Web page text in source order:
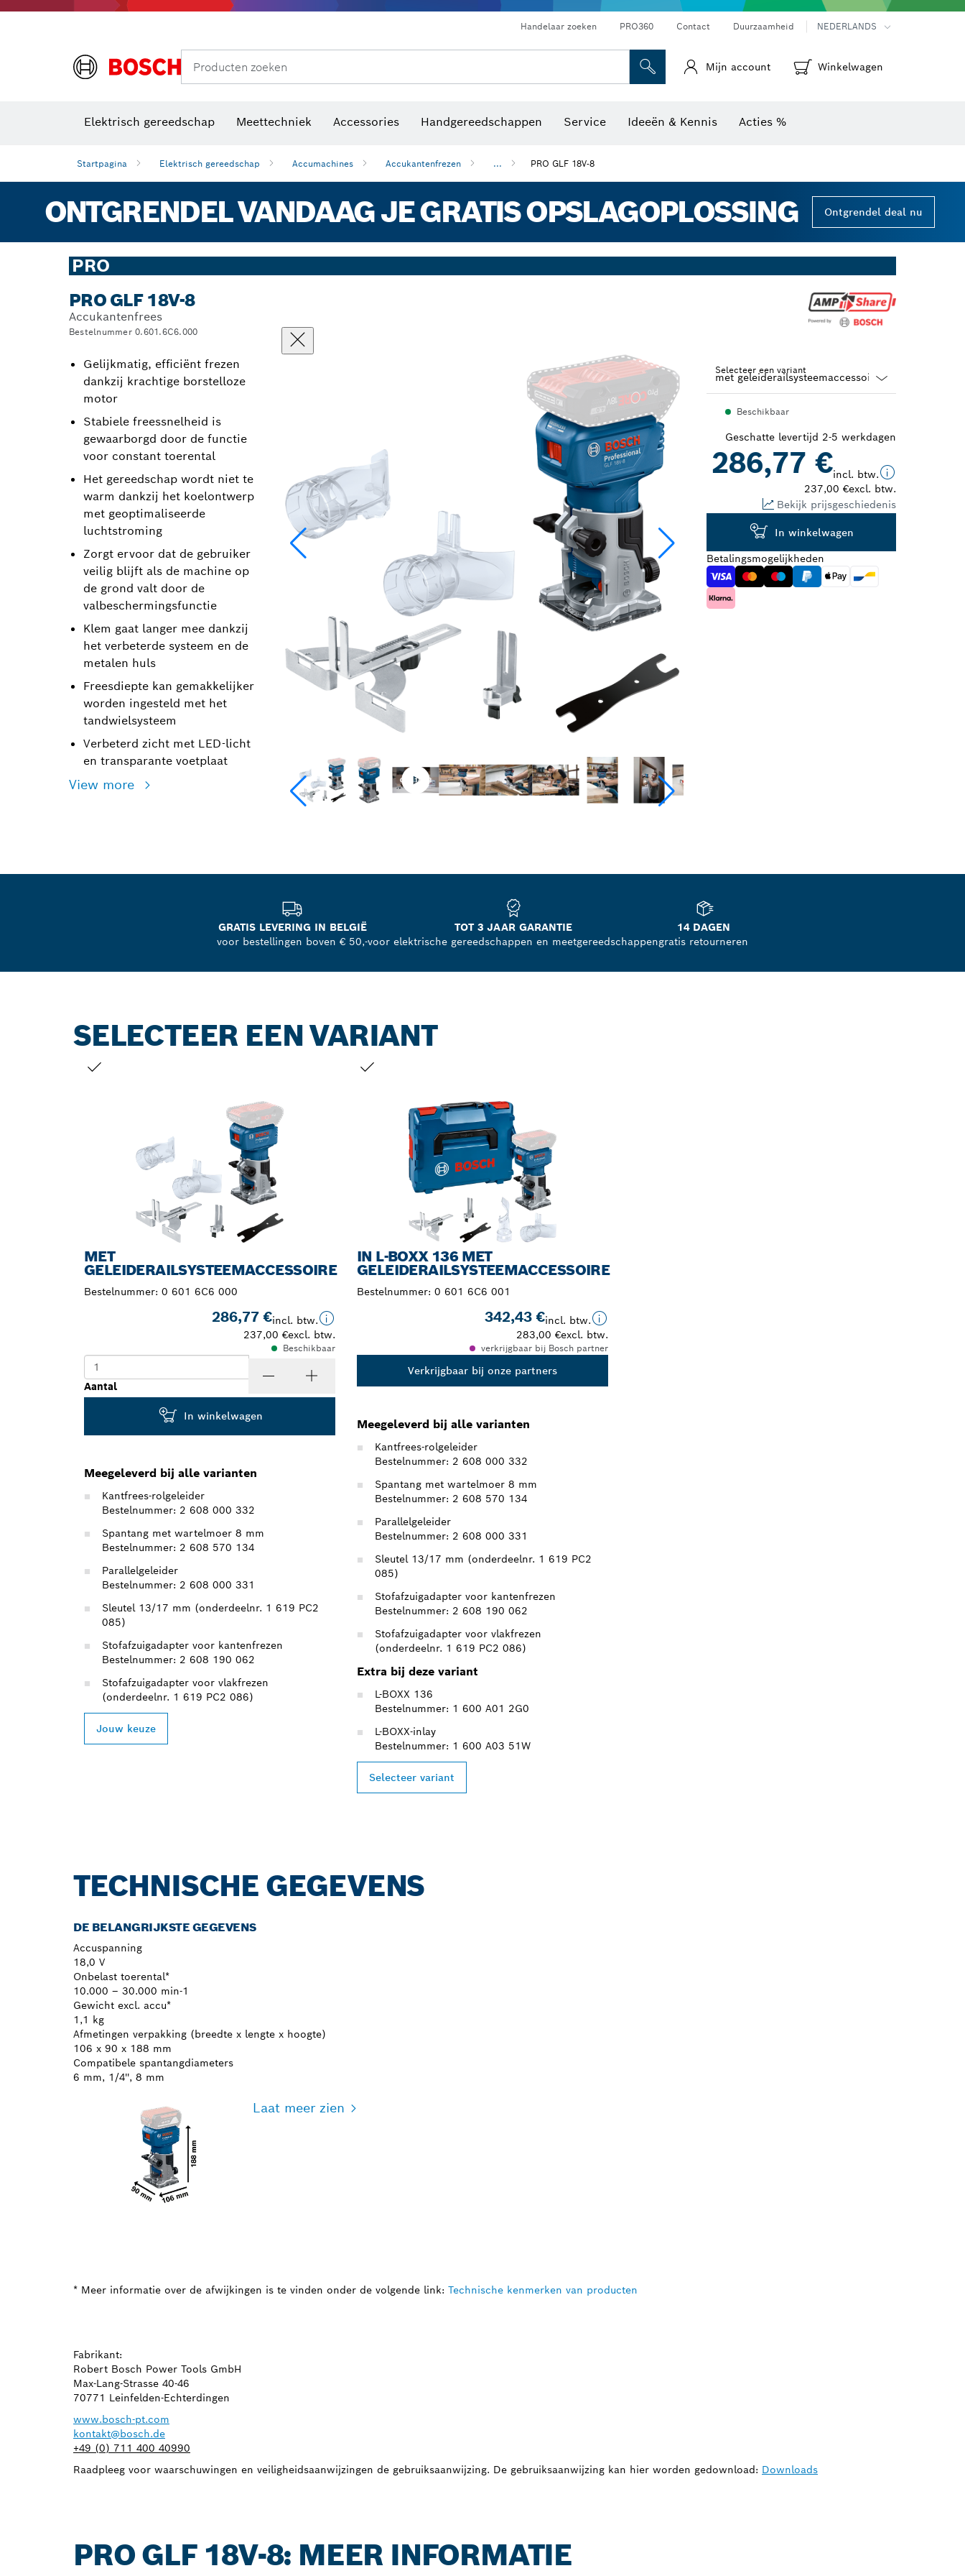
Handelaar zoeken PRO360 Contact Duurzaamheid NEDERLANDS
Producten zoeken Mijn account Winkelwagen
Elektrisch gereedschap Meettechniek Accessories Handgereedschappen Service Ideeën & Kennis Acties %
Startpagina Elektrisch gereedschap Accumachines Accukantenfrezen ... PRO GLF 18V-8
ONTGRENDEL VANDAAG JE GRATIS OPSLAGOPLOSSING Ontgrendel deal nu
PRO
PRO GLF 18V-8
Accukantenfrees
Bestelnummer 0.601.6C6.000
Gelijkmatig, efficiënt frezen
dankzij krachtige borstelloze
motor
Stabiele freessnelheid is
gewaarborgd door de functie
voor constant toerental
Het gereedschap wordt niet te
warm dankzij het koelontwerp
met geoptimaliseerde
luchtstroming
Zorgt ervoor dat de gebruiker
veilig blijft als de machine op
de grond valt door de
valbeschermingsfunctie
Klem gaat langer mee dankzij
het verbeterde systeem en de
metalen huls
Freesdiepte kan gemakkelijker
worden ingesteld met het
tandwielsysteem
Verbeterd zicht met LED-licht
en transparante voetplaat
View more
Selecteer een variant
closedBeschikbaar
Geschatte levertijd 2-5 werkdagen
286,77 €incl. btw.
237,00 €excl. btw.
Bekijk prijsgeschiedenis
In winkelwagen
Betalingsmogelijkheden
GRATIS LEVERING IN BELGIË
voor bestellingen boven € 50,-
TOT 3 JAAR GARANTIE
voor elektrische gereedschappen en meetgereedschappen
14 DAGEN
gratis retourneren
SELECTEER EEN VARIANT
MET
GELEIDERAILSYSTEEMACCESSOIRE
Bestelnummer: 0 601 6C6 000
286,77 €incl. btw.
237,00 €excl. btw.
Beschikbaar
Aantal
In winkelwagen
Meegeleverd bij alle varianten
Kantfrees-rolgeleider
Bestelnummer: 2 608 000 332
Spantang met wartelmoer 8 mm
Bestelnummer: 2 608 570 134
Parallelgeleider
Bestelnummer: 2 608 000 331
Sleutel 13/17 mm (onderdeelnr. 1 619 PC2
085)
Stofafzuigadapter voor kantenfrezen
Bestelnummer: 2 608 190 062
Stofafzuigadapter voor vlakfrezen
(onderdeelnr. 1 619 PC2 086)
Jouw keuze
IN L-BOXX 136 MET
GELEIDERAILSYSTEEMACCESSOIRE
Bestelnummer: 0 601 6C6 001
342,43 €incl. btw.
283,00 €excl. btw.
verkrijgbaar bij Bosch partner
Verkrijgbaar bij onze partners
Meegeleverd bij alle varianten
Kantfrees-rolgeleider
Bestelnummer: 2 608 000 332
Spantang met wartelmoer 8 mm
Bestelnummer: 2 608 570 134
Parallelgeleider
Bestelnummer: 2 608 000 331
Sleutel 13/17 mm (onderdeelnr. 1 619 PC2
085)
Stofafzuigadapter voor kantenfrezen
Bestelnummer: 2 608 190 062
Stofafzuigadapter voor vlakfrezen
(onderdeelnr. 1 619 PC2 086)
Extra bij deze variant
L-BOXX 136
Bestelnummer: 1 600 A01 2G0
L-BOXX-inlay
Bestelnummer: 1 600 A03 51W
Selecteer variant
TECHNISCHE GEGEVENS
DE BELANGRIJKSTE GEGEVENS
Accuspanning
18,0 V
Onbelast toerental*
10.000 – 30.000 min-1
Gewicht excl. accu*
1,1 kg
Afmetingen verpakking (breedte x lengte x hoogte)
106 x 90 x 188 mm
Compatibele spantangdiameters
6 mm, 1/4'', 8 mm
Laat meer zien
* Meer informatie over de afwijkingen is te vinden onder de volgende link: Technische kenmerken van producten
Fabrikant:
Robert Bosch Power Tools GmbH
Max-Lang-Strasse 40-46
70771 Leinfelden-Echterdingen
www.bosch-pt.com
kontakt@bosch.de
+49 (0) 711 400 40990
Raadpleeg voor waarschuwingen en veiligheidsaanwijzingen de gebruiksaanwijzing. De gebruiksaanwijzing kan hier worden gedownload: Downloads
PRO GLF 18V-8: MEER INFORMATIE